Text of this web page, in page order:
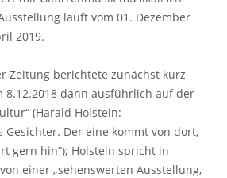
läuft vom 01. Dezember
2019.
Zeitung berichtete zunächst kurz
8.12.2018 dann ausführlich auf der
(Harald Holstein:
Gesichter. Der eine kommt von dort,
gern hin“); Holstein spricht in
einer „sehenswerten Ausstellung,